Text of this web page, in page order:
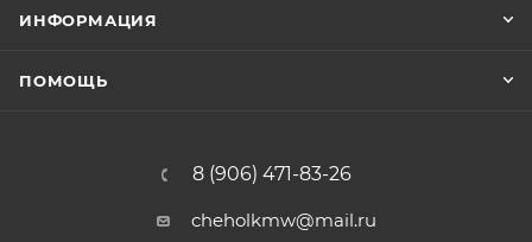
ИНФОРМАЦИЯ
ПОМОЩЬ
8 (906) 471-83-26
cheholkmw@mail.ru